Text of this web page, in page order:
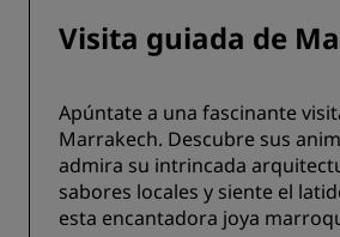
Visita guiada de
Apúntate a una fascinante
Marrakech. Descubre sus
admira su intrincada
sabores locales y siente el
esta encantadora joya